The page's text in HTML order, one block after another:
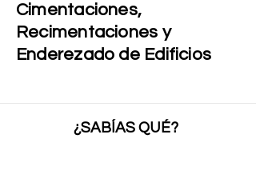
Cimentaciones,
Recimentaciones y
Enderezado de Edificios
¿SABÍAS QUÉ?